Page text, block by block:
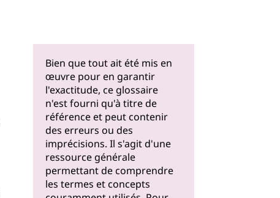
Bien que tout ait été mis en
œuvre pour en garantir
l'exactitude, ce glossaire
n'est fourni qu'à titre de
référence et peut contenir
des erreurs ou des
imprécisions. Il s'agit d'une
ressource générale
permettant de comprendre
les termes et concepts